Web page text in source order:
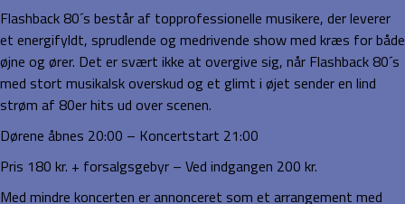
Flashback 80´s består af topprofessionelle musikere, der leverer
et energifyldt, sprudlende og medrivende show med kræs for både
øjne og ører. Det er svært ikke at overgive sig, når Flashback 80´s
med stort musikalsk overskud og et glimt i øjet sender en lind
strøm af 80er hits ud over scenen.
Dørene åbnes 20:00 – Koncertstart 21:00
Pris 180 kr. + forsalgsgebyr – Ved indgangen 200 kr.
Med mindre koncerten er annonceret som et arrangement med